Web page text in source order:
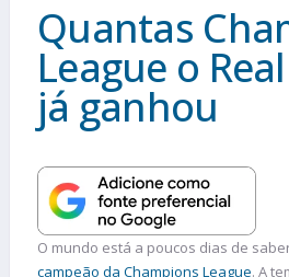
Quantas
League o
já ganhou
O mundo está a poucos dias de
campeão da Champions League. A